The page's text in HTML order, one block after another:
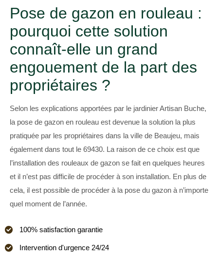
Pose de gazon en rouleau :
pourquoi cette solution
connaît-elle un grand
engouement de la part des
propriétaires ?
Selon les explications apportées par le jardinier Artisan Buche,
la pose de gazon en rouleau est devenue la solution la plus
pratiquée par les propriétaires dans la ville de Beaujeu, mais
également dans tout le 69430. La raison de ce choix est que
l’installation des rouleaux de gazon se fait en quelques heures
et il n’est pas difficile de procéder à son installation. En plus de
cela, il est possible de procéder à la pose du gazon à n’importe
quel moment de l’année.
100% satisfaction garantie
Intervention d'urgence 24/24